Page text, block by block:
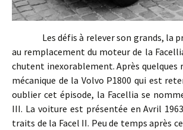
Les défis à relever son grands, la
au remplacement du moteur de la
chutent inexorablement. Après quelques
mécanique de la Volvo P1800 qui est
oublier cet épisode, la Facellia se
III. La voiture est présentée en Avril
traits de la Facel II. Peu de temps après